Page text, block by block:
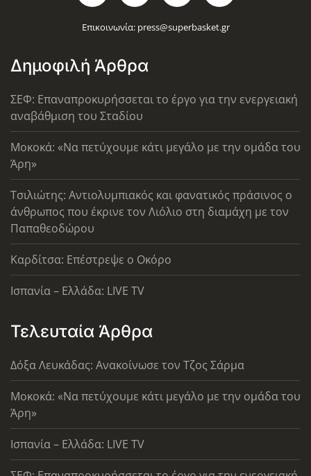
Επικοινωνία: press@superbasket.gr
Δημοφιλή Άρθρα
ΣΕΦ: Επαναπροκυρήσσεται το έργο για την ενεργειακή
αναβάθμιση του Σταδίου
Μοκοκά: «Να πετύχουμε κάτι μεγάλο με την ομάδα του
Άρη»
Τσιλιώτης: Αντιολυμπιακός και φανατικός πράσινος ο
άνθρωπος που έκρινε τον Λιόλιο στη διαμάχη με τον
Παπαθεοδώρου
Καρδίτσα: Επέστρεψε ο Οκόρο
Ισπανία – Ελλάδα: LIVE TV
Τελευταία Άρθρα
Δόξα Λευκάδας: Ανακοίνωσε τον Τζος Σάρμα
Μοκοκά: «Να πετύχουμε κάτι μεγάλο με την ομάδα του
Άρη»
Ισπανία – Ελλάδα: LIVE TV